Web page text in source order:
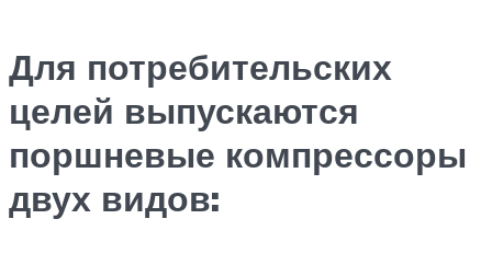
Для потребительских
целей выпускаются
поршневые компрессоры
двух видов: